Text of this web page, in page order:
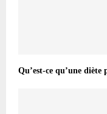
Qu’est-ce qu’une diète